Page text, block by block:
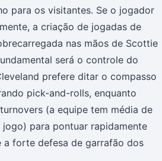
para os visitantes. Se o jogador
a criação de jogadas de
nas mãos de Scottie
será o controle do
prefere ditar o compasso
pick-and-rolls, enquanto
(a equipe tem média de
para pontuar rapidamente
a forte defesa de garrafão dos